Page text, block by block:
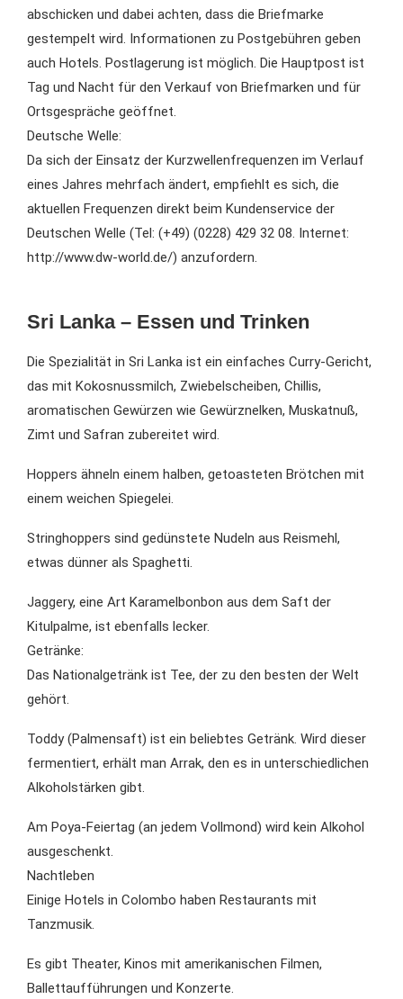
abschicken und dabei achten, dass die Briefmarke
gestempelt wird. Informationen zu Postgebühren geben
auch Hotels. Postlagerung ist möglich. Die Hauptpost ist
Tag und Nacht für den Verkauf von Briefmarken und für
Ortsgespräche geöffnet.
Deutsche Welle:
Da sich der Einsatz der Kurzwellenfrequenzen im Verlauf
eines Jahres mehrfach ändert, empfiehlt es sich, die
aktuellen Frequenzen direkt beim Kundenservice der
Deutschen Welle (Tel: (+49) (0228) 429 32 08. Internet:
http://www.dw-world.de/) anzufordern.
Sri Lanka – Essen und Trinken
Die Spezialität in Sri Lanka ist ein einfaches Curry-Gericht,
das mit Kokosnussmilch, Zwiebelscheiben, Chillis,
aromatischen Gewürzen wie Gewürznelken, Muskatnuß,
Zimt und Safran zubereitet wird.
Hoppers ähneln einem halben, getoasteten Brötchen mit
einem weichen Spiegelei.
Stringhoppers sind gedünstete Nudeln aus Reismehl,
etwas dünner als Spaghetti.
Jaggery, eine Art Karamelbonbon aus dem Saft der
Kitulpalme, ist ebenfalls lecker.
Getränke:
Das Nationalgetränk ist Tee, der zu den besten der Welt
gehört.
Toddy (Palmensaft) ist ein beliebtes Getränk. Wird dieser
fermentiert, erhält man Arrak, den es in unterschiedlichen
Alkoholstärken gibt.
Am Poya-Feiertag (an jedem Vollmond) wird kein Alkohol
ausgeschenkt.
Nachtleben
Einige Hotels in Colombo haben Restaurants mit
Tanzmusik.
Es gibt Theater, Kinos mit amerikanischen Filmen,
Ballettaufführungen und Konzerte.